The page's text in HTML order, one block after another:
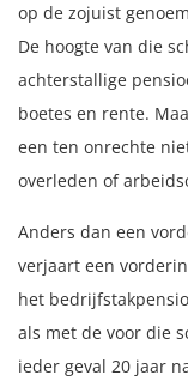
op de zojuist
De hoogte van die
achterstallige
boetes en rente.
een ten onrechte
overleden of
Anders dan een
verjaart een
het
als met de voor die
ieder geval 20 jaar